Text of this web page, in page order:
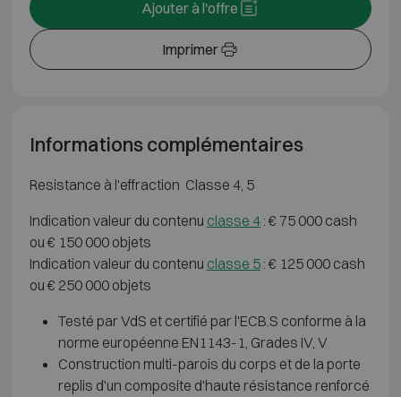
Imprimer
Ajouter à l'offre
Informations complémentaires
Resistance à l'effraction Classe 4, 5
Indication valeur du contenu classe 4: € 75 000 cash
ou € 150 000 objets
Indication valeur du contenu classe 5: € 125 000 cash
ou € 250 000 objets
Testé par VdS et certifié par l'ECB.S conforme à la
norme européenne EN1143-1, Grades IV, V
Construction multi-parois du corps et de la porte
replis d'un composite d'haute résistance renforcé